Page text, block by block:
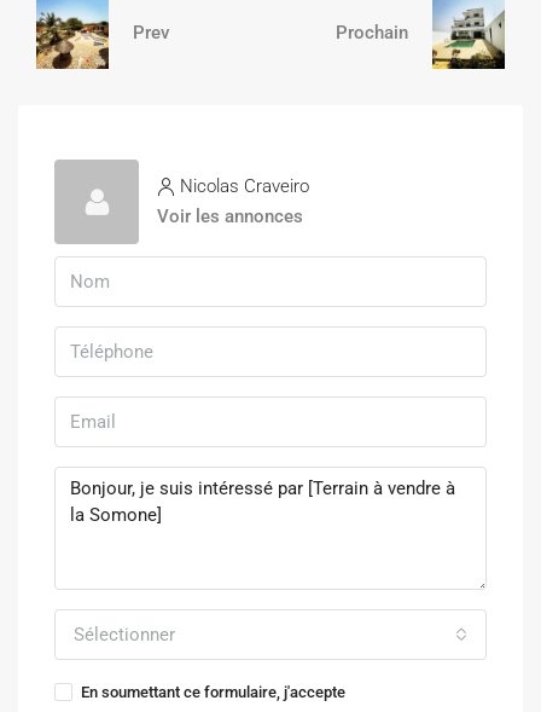
Prev Prochain
Nicolas Craveiro
Voir les annonces
Sélectionner
En soumettant ce formulaire, j'accepte